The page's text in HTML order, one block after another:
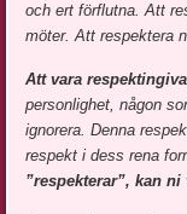
och ert förflutna. Att
möter. Att respektera
Att vara
personlighet, någon
ignorera. Denna
respekt i dess rena
”respekterar”, kan